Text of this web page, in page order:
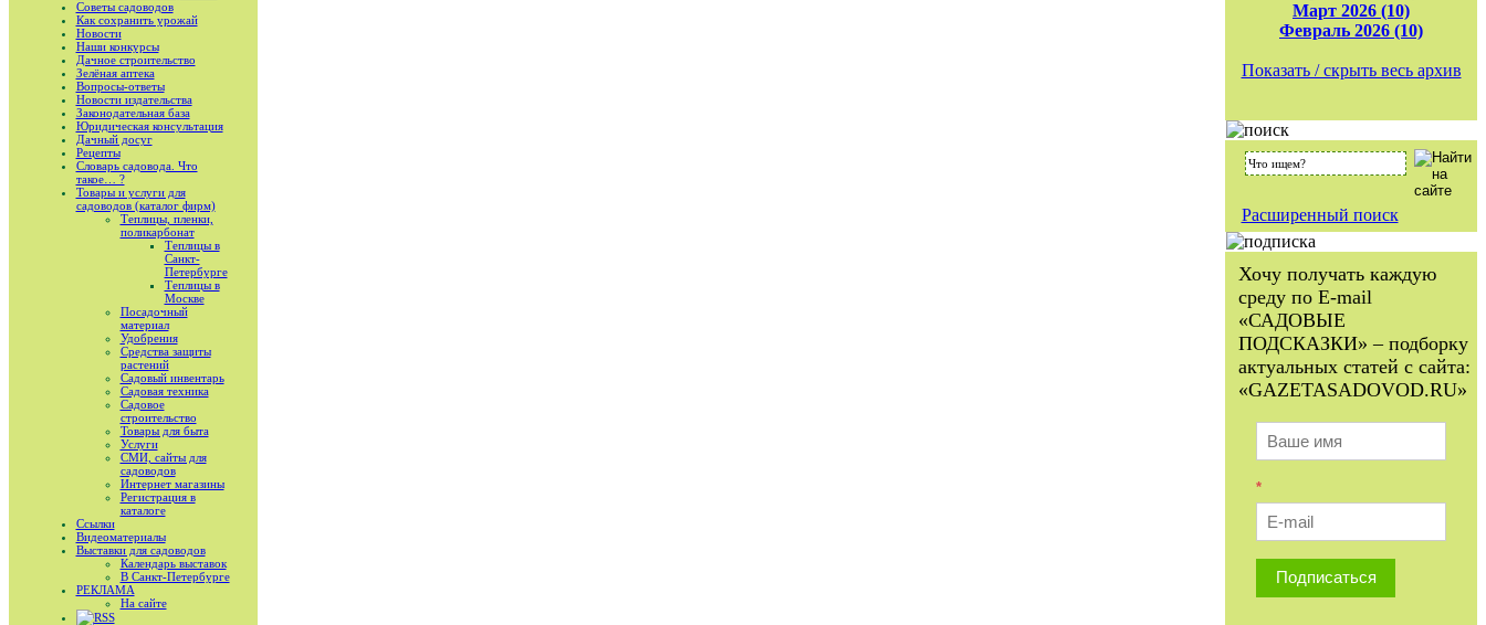
Советы садоводов
Как сохранить урожай
Новости
Наши конкурсы
Дачное строительство
Зелёная аптека
Вопросы-ответы
Новости издательства
Законодательная база
Юридическая консультация
Дачный досуг
Рецепты
Словарь садовода. Что
такое… ?
Товары и услуги для
садоводов (каталог фирм)
Теплицы, пленки,
поликарбонат
Теплицы в
Санкт-
Петербурге
Теплицы в
Москве
Посадочный
материал
Удобрения
Средства защиты
растений
Садовый инвентарь
Садовая техника
Садовое
строительство
Товары для быта
Услуги
СМИ, сайты для
садоводов
Интернет магазины
Регистрация в
каталоге
Ссылки
Видеоматериалы
Выставки для садоводов
Календарь выставок
В Санкт-Петербурге
РЕКЛАМА
На сайте
RSS
Март 2026 (10)
Февраль 2026 (10)
Показать / скрыть весь архив
Расширенный поиск
Хочу получать каждую
среду по E-mail
«САДОВЫЕ
ПОДСКАЗКИ» – подборку
актуальных статей с сайта:
«GAZETASADOVOD.RU»
*
Подписаться